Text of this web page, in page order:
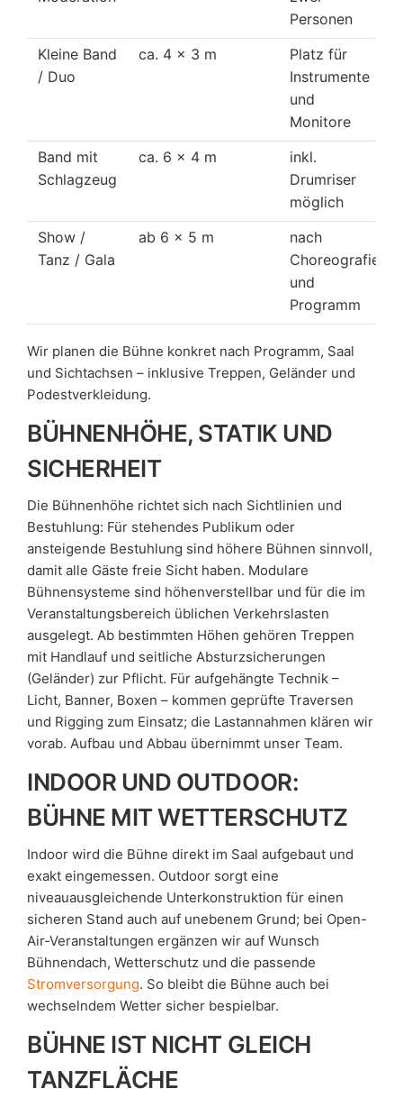
Personen
Kleine Band
/ Duo
ca. 4 × 3 m
Platz für
Instrumente
und
Monitore
Band mit
Schlagzeug
ca. 6 × 4 m
inkl.
Drumriser
möglich
Show /
Tanz / Gala
ab 6 × 5 m
nach
Choreografie
und
Programm
Wir planen die Bühne konkret nach Programm, Saal
und Sichtachsen – inklusive Treppen, Geländer und
Podestverkleidung.
BÜHNENHÖHE, STATIK UND
SICHERHEIT
Die Bühnenhöhe richtet sich nach Sichtlinien und
Bestuhlung: Für stehendes Publikum oder
ansteigende Bestuhlung sind höhere Bühnen sinnvoll,
damit alle Gäste freie Sicht haben. Modulare
Bühnensysteme sind höhenverstellbar und für die im
Veranstaltungsbereich üblichen Verkehrslasten
ausgelegt. Ab bestimmten Höhen gehören Treppen
mit Handlauf und seitliche Absturzsicherungen
(Geländer) zur Pflicht. Für aufgehängte Technik –
Licht, Banner, Boxen – kommen geprüfte Traversen
und Rigging zum Einsatz; die Lastannahmen klären wir
vorab. Aufbau und Abbau übernimmt unser Team.
INDOOR UND OUTDOOR:
BÜHNE MIT WETTERSCHUTZ
Indoor wird die Bühne direkt im Saal aufgebaut und
exakt eingemessen. Outdoor sorgt eine
niveauausgleichende Unterkonstruktion für einen
sicheren Stand auch auf unebenem Grund; bei Open-
Air-Veranstaltungen ergänzen wir auf Wunsch
Bühnendach, Wetterschutz und die passende
Stromversorgung. So bleibt die Bühne auch bei
wechselndem Wetter sicher bespielbar.
BÜHNE IST NICHT GLEICH
TANZFLÄCHE